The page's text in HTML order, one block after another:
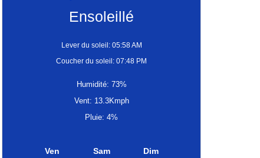
Ensoleillé
Lever du soleil: 05:58 AM
Coucher du soleil: 07:48 PM
Humidité: 73%
Vent: 13.3Kmph
Pluie: 4%
Ven Sam Dim